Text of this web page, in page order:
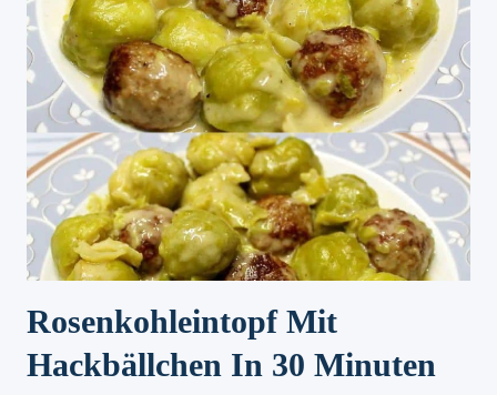
Rosenkohleintopf Mit
Hackbällchen In 30 Minuten